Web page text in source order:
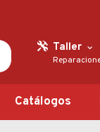
Taller
Catálogos